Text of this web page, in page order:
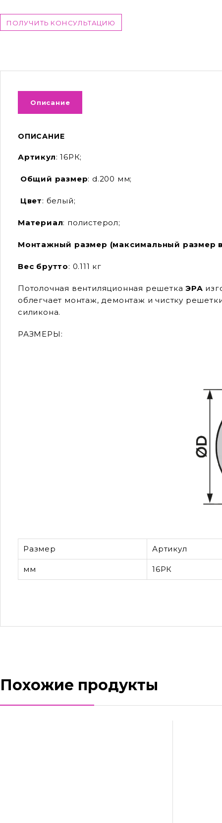
ПОЛУЧИТЬ КОНСУЛЬТАЦИЮ
Описание
ОПИСАНИЕ
Артикул: 16РК;
Общий размер: d.200 мм;
Цвет: белый;
Материал: полистерол;
Монтажный размер (максимальный размер
Вес брутто: 0.111 кг
Потолочная вентиляционная решеткаЭРА
облегчает монтаж, демонтаж и чистку
силикона.
РАЗМЕРЫ:
Размер Артикул
мм 16РК
Похожие продукты